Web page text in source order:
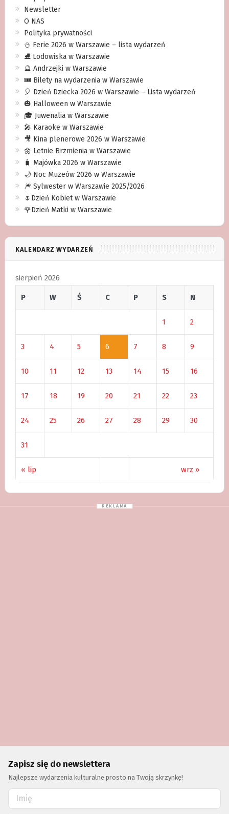
Newsletter
O NAS
Polityka prywatności
⛄️ Ferie 2026 w Warszawie – lista wydarzeń
⛸ Lodowiska w Warszawie
🔮 Andrzejki w Warszawie
🎟️ Bilety na wydarzenia w Warszawie
🎈 Dzień Dziecka 2026 w Warszawie – Lista wydarzeń
🎃 Halloween w Warszawie
🎓 Juwenalia w Warszawie
🎤 Karaoke w Warszawie
🎥 Kina plenerowe 2026 w Warszawie
🌼 Letnie Brzmienia w Warszawie
🧳 Majówka 2026 w Warszawie
🌙 Noc Muzeów 2026 w Warszawie
🎆 Sylwester w Warszawie 2025/2026
🌷Dzień Kobiet w Warszawie
🌹Dzień Matki w Warszawie
KALENDARZ WYDARZEŃ
sierpień 2026
P W Ś C P S N
« lip wrz »
1 2
3 4 5 6 7 8 9
10 11 12 13 14 15 16
17 18 19 20 21 22 23
24 25 26 27 28 29 30
31
Zapisz się do newslettera
Najlepsze wydarzenia kulturalne prosto na Twoją skrzynkę!